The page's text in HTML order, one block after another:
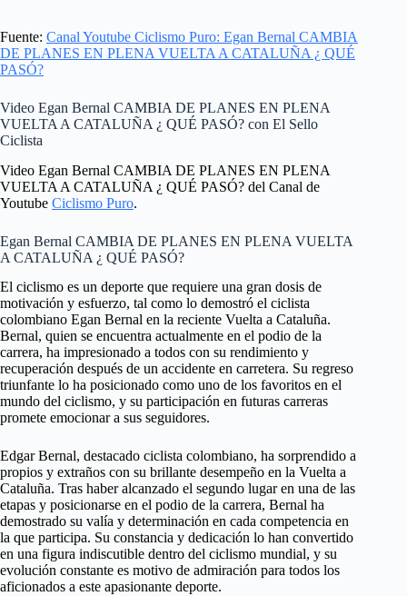
Fuente: Canal Youtube Ciclismo Puro: Egan Bernal CAMBIA
DE PLANES EN PLENA VUELTA A CATALUÑA ¿ QUÉ
PASÓ?
Video Egan Bernal CAMBIA DE PLANES EN PLENA
VUELTA A CATALUÑA ¿ QUÉ PASÓ? con El Sello
Ciclista
Video Egan Bernal CAMBIA DE PLANES EN PLENA
VUELTA A CATALUÑA ¿ QUÉ PASÓ? del Canal de
Youtube Ciclismo Puro.
Egan Bernal CAMBIA DE PLANES EN PLENA VUELTA
A CATALUÑA ¿ QUÉ PASÓ?
El ciclismo es un deporte que requiere una gran dosis de
motivación y esfuerzo, tal como lo demostró el ciclista
colombiano Egan Bernal en la reciente Vuelta a Cataluña.
Bernal, quien se encuentra actualmente en el podio de la
carrera, ha impresionado a todos con su rendimiento y
recuperación después de un accidente en carretera. Su regreso
triunfante lo ha posicionado como uno de los favoritos en el
mundo del ciclismo, y su participación en futuras carreras
promete emocionar a sus seguidores.
Edgar Bernal, destacado ciclista colombiano, ha sorprendido a
propios y extraños con su brillante desempeño en la Vuelta a
Cataluña. Tras haber alcanzado el segundo lugar en una de las
etapas y posicionarse en el podio de la carrera, Bernal ha
demostrado su valía y determinación en cada competencia en
la que participa. Su constancia y dedicación lo han convertido
en una figura indiscutible dentro del ciclismo mundial, y su
evolución constante es motivo de admiración para todos los
aficionados a este apasionante deporte.